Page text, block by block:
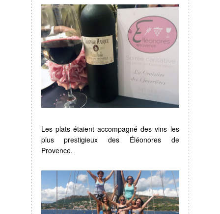
Les plats étaient accompagné des vins les
plus prestigieux des Éléonores de
Provence.